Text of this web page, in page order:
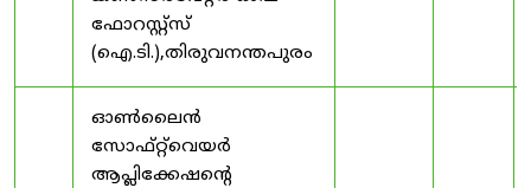
ഫോറസ്റ്റ്സ്
(ഐ.ടി.),തിരുവനന്തപുരം
ഓൺലൈൻ
സോഫ്റ്റ്‌വെയർ
ആപ്ലിക്കേഷന്റെ